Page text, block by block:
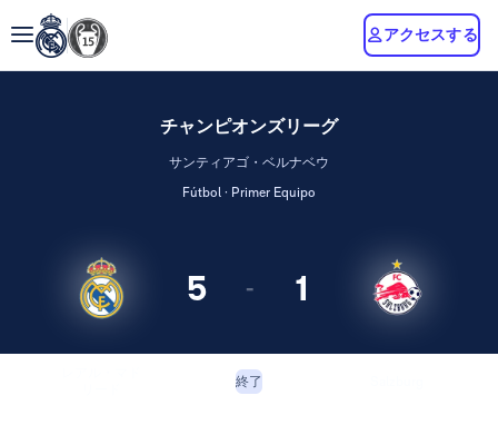
アクセスする
チャンピオンズリーグ
サンティアゴ・ベルナベウ
Fútbol · Primer Equipo
5 - 1
終了